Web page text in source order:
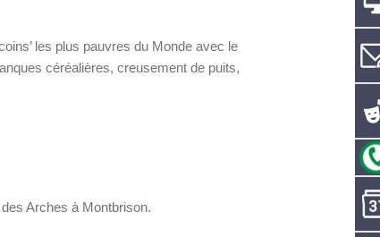
les plus pauvres du Monde avec le
céréalières, creusement de puits,
Arches à Montbrison.